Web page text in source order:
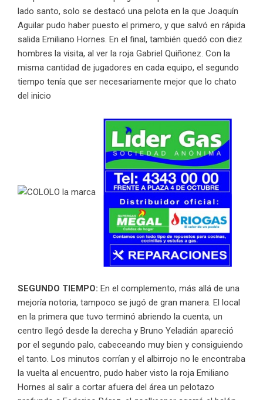
lado santo, solo se destacó una pelota en la que Joaquín
Aguilar pudo haber puesto el primero, y que salvó en rápida
salida Emiliano Hornes. En el final, también quedó con diez
hombres la visita, al ver la roja Gabriel Quiñonez. Con la
misma cantidad de jugadores en cada equipo, el segundo
tiempo tenía que ser necesariamente mejor que lo chato
del inicio
SEGUNDO TIEMPO: En el complemento, más allá de una
mejoría notoria, tampoco se jugó de gran manera. El local
en la primera que tuvo terminó abriendo la cuenta, un
centro llegó desde la derecha y Bruno Yeladián apareció
por el segundo palo, cabeceando muy bien y consiguiendo
el tanto. Los minutos corrían y el albirrojo no le encontraba
la vuelta al encuentro, pudo haber visto la roja Emiliano
Hornes al salir a cortar afuera del área un pelotazo